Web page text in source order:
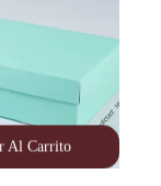
Al Carrito